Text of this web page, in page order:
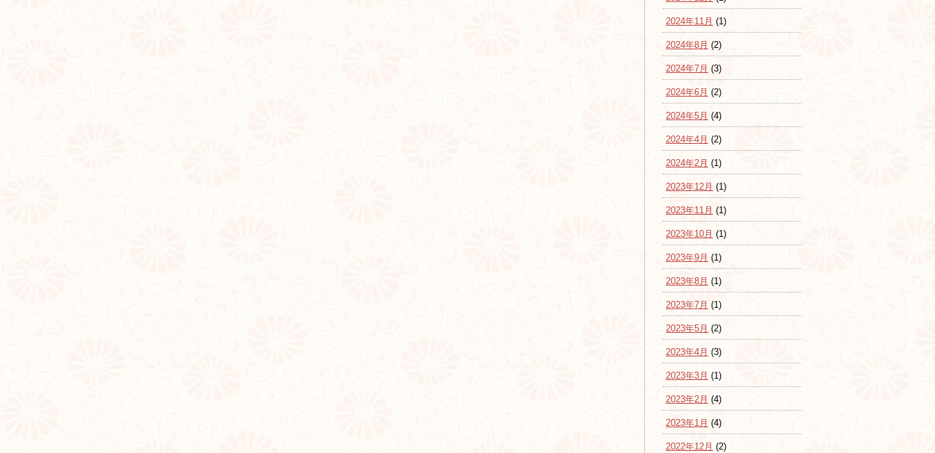
2024年11月 (1)
2024年8月 (2)
2024年7月 (3)
2024年6月 (2)
2024年5月 (4)
2024年4月 (2)
2024年2月 (1)
2023年12月 (1)
2023年11月 (1)
2023年10月 (1)
2023年9月 (1)
2023年8月 (1)
2023年7月 (1)
2023年5月 (2)
2023年4月 (3)
2023年3月 (1)
2023年2月 (4)
2023年1月 (4)
2022年12月 (2)